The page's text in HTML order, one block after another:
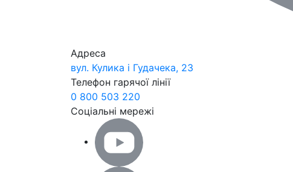
Адреса
вул. Кулика і Гудачека, 23
Телефон гарячої лінії
0 800 503 220
Соціальні мережі